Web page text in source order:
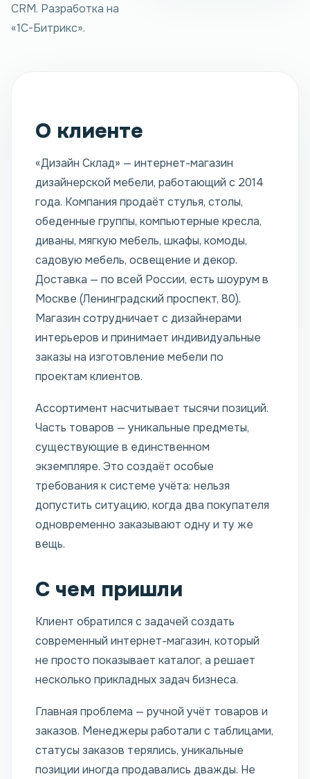
CRM. Разработка на
«1С-Битрикс».
О клиенте
«Дизайн Склад» — интернет-магазин
дизайнерской мебели, работающий с 2014
года. Компания продаёт стулья, столы,
обеденные группы, компьютерные кресла,
диваны, мягкую мебель, шкафы, комоды,
садовую мебель, освещение и декор.
Доставка — по всей России, есть шоурум в
Москве (Ленинградский проспект, 80).
Магазин сотрудничает с дизайнерами
интерьеров и принимает индивидуальные
заказы на изготовление мебели по
проектам клиентов.
Ассортимент насчитывает тысячи позиций.
Часть товаров — уникальные предметы,
существующие в единственном
экземпляре. Это создаёт особые
требования к системе учёта: нельзя
допустить ситуацию, когда два покупателя
одновременно заказывают одну и ту же
вещь.
С чем пришли
Клиент обратился с задачей создать
современный интернет-магазин, который
не просто показывает каталог, а решает
несколько прикладных задач бизнеса.
Главная проблема — ручной учёт товаров и
заказов. Менеджеры работали с таблицами,
статусы заказов терялись, уникальные
позиции иногда продавались дважды. Не